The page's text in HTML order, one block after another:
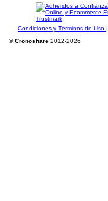
Condiciones y Términos de Uso |
©Cronoshare 2012-2026